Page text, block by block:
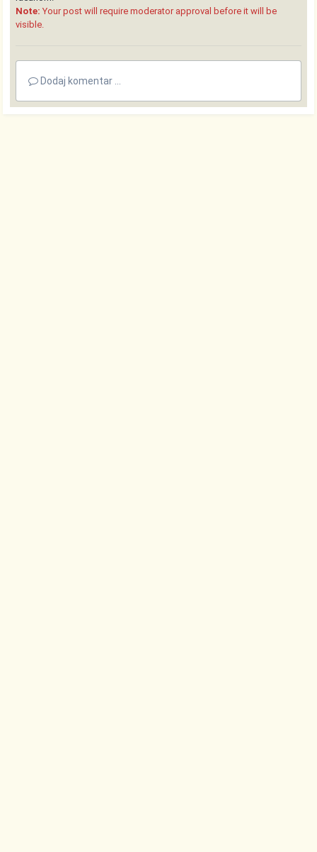
Note: Your post will require moderator approval before it will be
visible.
Dodaj komentar ...